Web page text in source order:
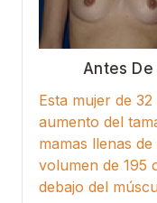
Antes De
Esta mujer de
aumento del
mamas llenas
volumen de 195
debajo del